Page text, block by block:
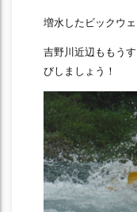
増水したビックウ
吉野川近辺ももう
びしましょう！